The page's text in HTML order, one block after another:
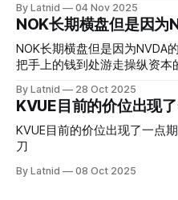
By Latnid 04 Nov 2025
NOK长期横盘但是因为
NOK长期横盘但是因为NVDA的投资被
把手上的钱到处游走操纵资本
By Latnid 28 Oct 2025
KVUE目前的价位出现
KVUE目前的价位出现了一点期权异样 目前价位
刀
By Latnid 08 Oct 2025